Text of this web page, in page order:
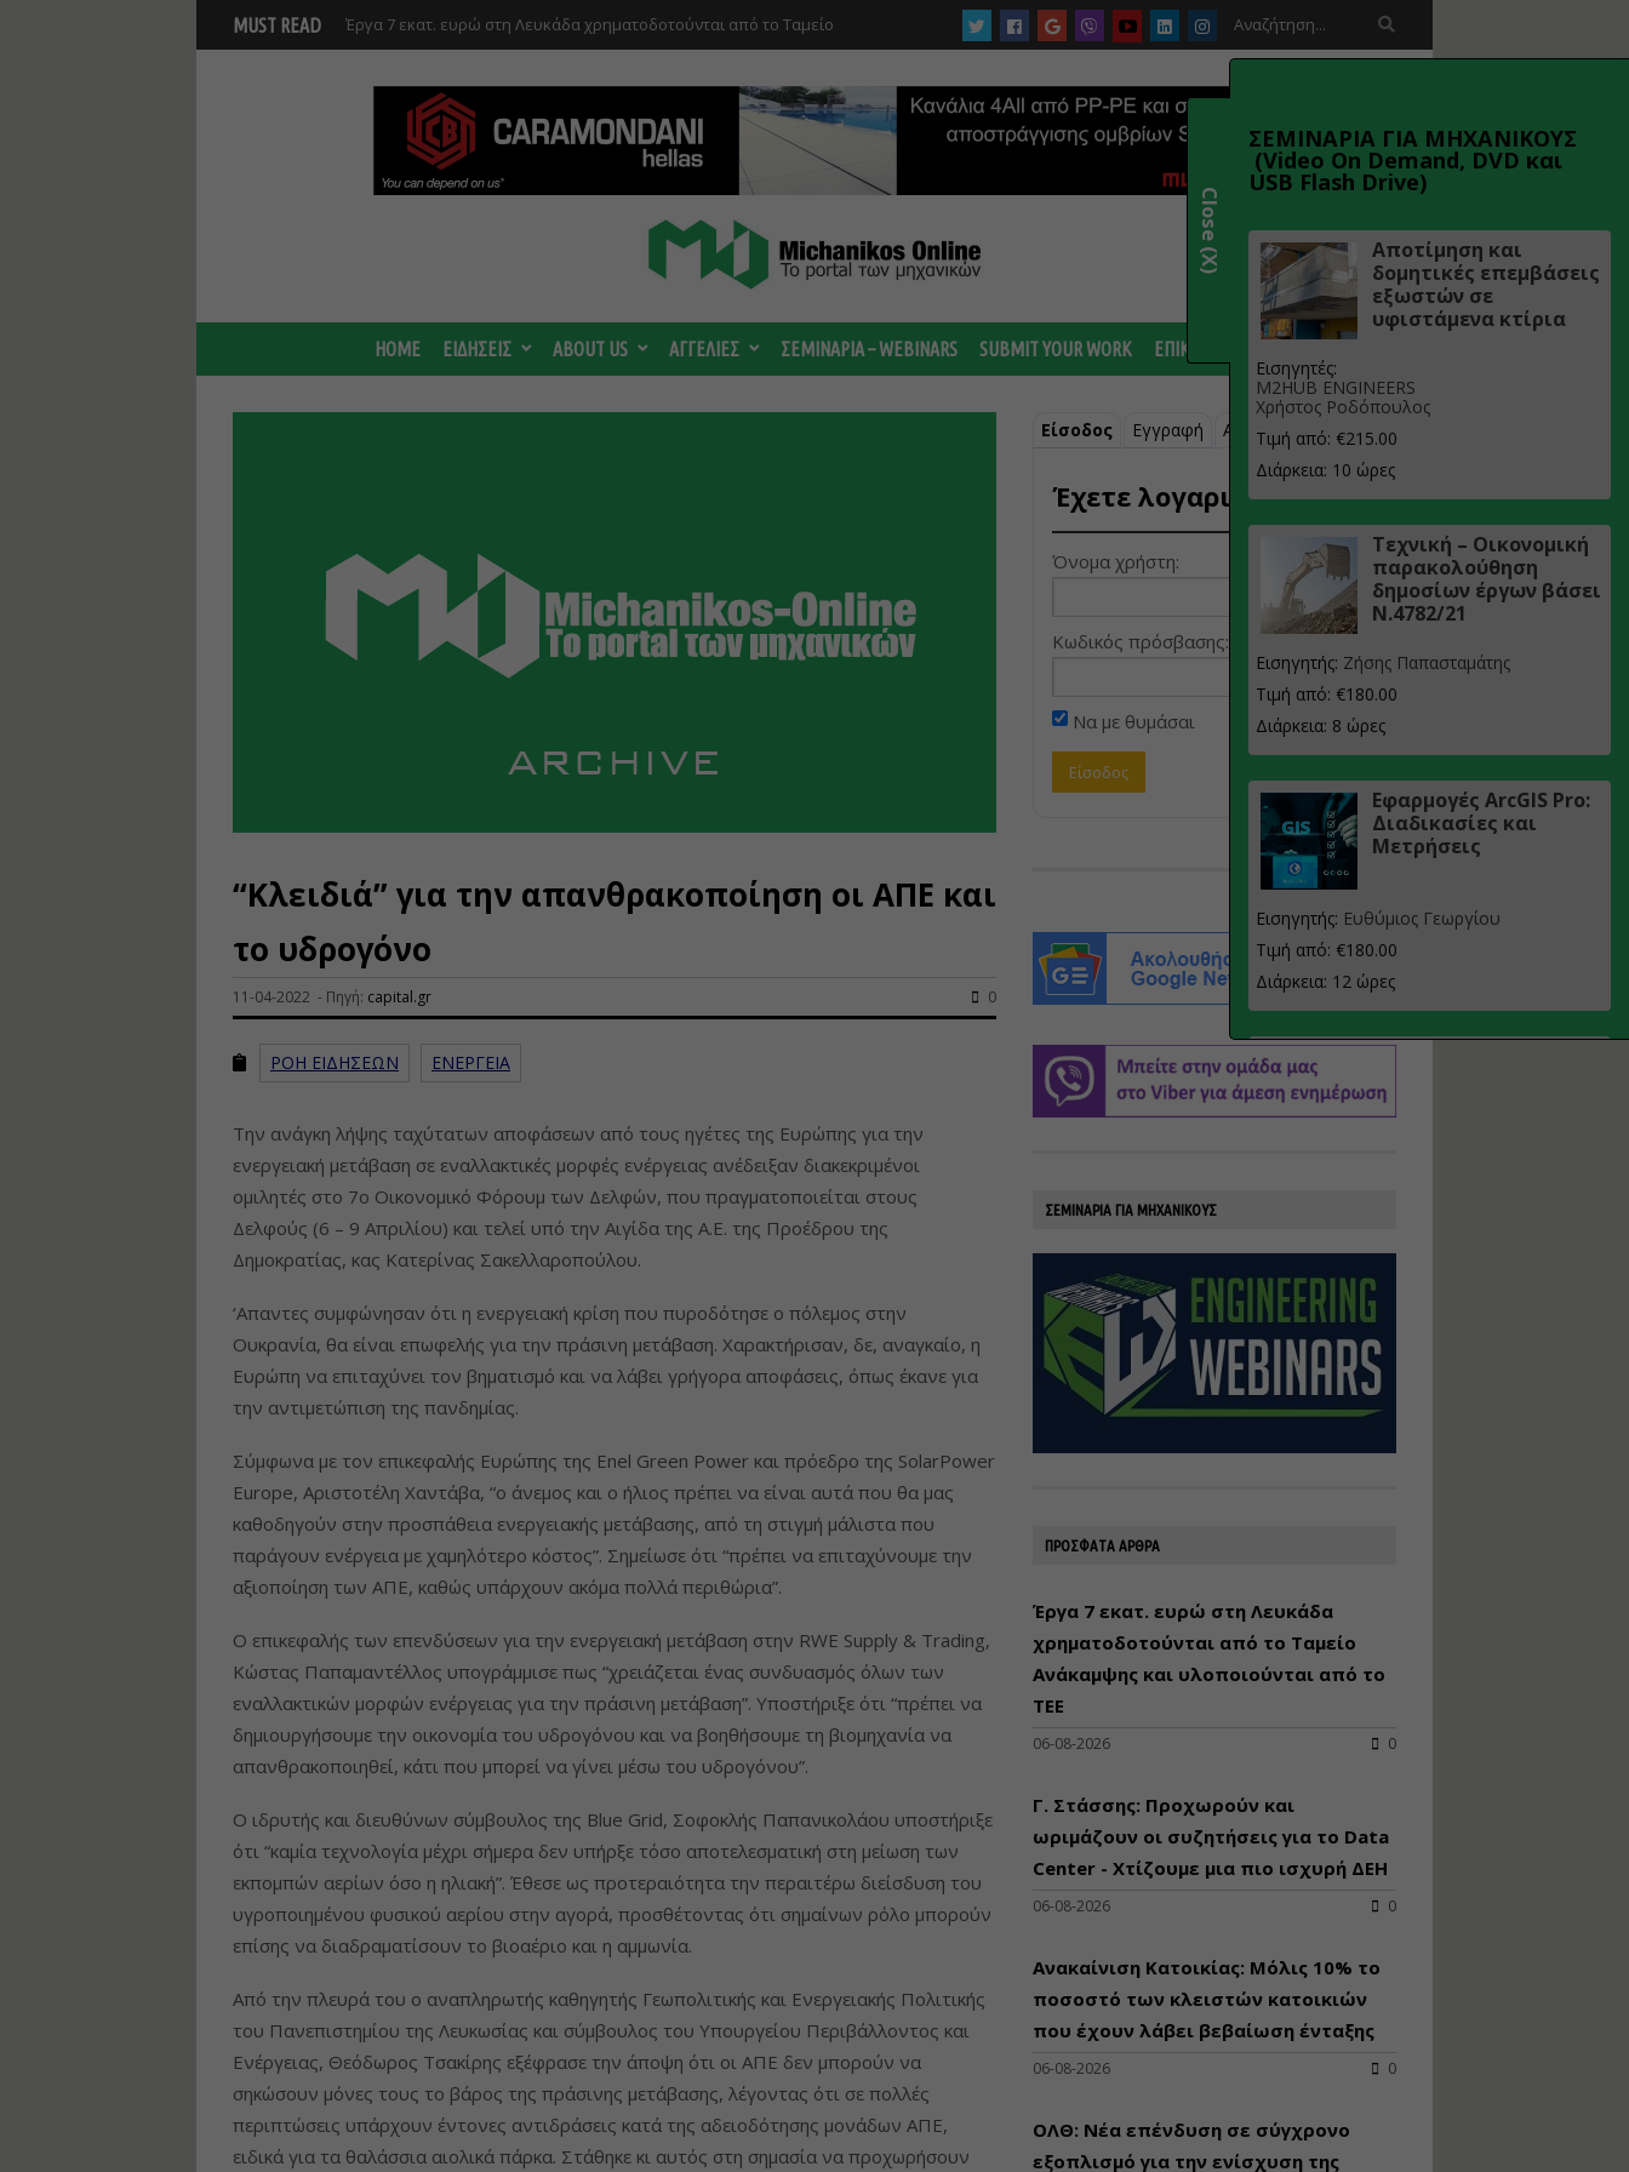
MUST READ Έργα 7 εκατ. ευρώ στη Λευκάδα χρηματοδοτούνται από το Ταμείο
Γ. Στάσσης: Προχωρούν και ωριμάζουν οι συζητήσεις για το Data
Center - Χτίζουμε μια πιο ισχυρή ΔΕΗ

HOME ΕΙΔΗΣΕΙΣ ABOUT US ΑΓΓΕΛΙΕΣ ΣΕΜΙΝΑΡΙΑ – WEBINARS SUBMIT YOUR WORK ΕΠΙΚΟΙΝΩΝΙΑ
“Κλειδιά” για την απανθρακοποίηση οι ΑΠΕ και
το υδρογόνο
11-04-2022 - Πηγή: capital.gr 0
ΡΟΗ ΕΙΔΗΣΕΩΝ ΕΝΕΡΓΕΙΑ
Την ανάγκη λήψης ταχύτατων αποφάσεων από τους ηγέτες της Ευρώπης για την
ενεργειακή μετάβαση σε εναλλακτικές μορφές ενέργειας ανέδειξαν διακεκριμένοι
ομιλητές στο 7o Οικονομικό Φόρουμ των Δελφών, που πραγματοποιείται στους
Δελφούς (6 – 9 Απριλίου) και τελεί υπό την Αιγίδα της Α.Ε. της Προέδρου της
Δημοκρατίας, κας Κατερίνας Σακελλαροπούλου.
‘Απαντες συμφώνησαν ότι η ενεργειακή κρίση που πυροδότησε ο πόλεμος στην
Ουκρανία, θα είναι επωφελής για την πράσινη μετάβαση. Χαρακτήρισαν, δε, αναγκαίο, η
Ευρώπη να επιταχύνει τον βηματισμό και να λάβει γρήγορα αποφάσεις, όπως έκανε για
την αντιμετώπιση της πανδημίας.
Σύμφωνα με τον επικεφαλής Ευρώπης της Enel Green Power και πρόεδρο της SolarPower
Europe, Αριστοτέλη Χαντάβα, “ο άνεμος και ο ήλιος πρέπει να είναι αυτά που θα μας
καθοδηγούν στην προσπάθεια ενεργειακής μετάβασης, από τη στιγμή μάλιστα που
παράγουν ενέργεια με χαμηλότερο κόστος”. Σημείωσε ότι “πρέπει να επιταχύνουμε την
αξιοποίηση των ΑΠΕ, καθώς υπάρχουν ακόμα πολλά περιθώρια”.
Ο επικεφαλής των επενδύσεων για την ενεργειακή μετάβαση στην RWE Supply & Trading,
Κώστας Παπαμαντέλλος υπογράμμισε πως “χρειάζεται ένας συνδυασμός όλων των
εναλλακτικών μορφών ενέργειας για την πράσινη μετάβαση”. Υποστήριξε ότι “πρέπει να
δημιουργήσουμε την οικονομία του υδρογόνου και να βοηθήσουμε τη βιομηχανία να
απανθρακοποιηθεί, κάτι που μπορεί να γίνει μέσω του υδρογόνου”.
Ο ιδρυτής και διευθύνων σύμβουλος της Blue Grid, Σοφοκλής Παπανικολάου υποστήριξε
ότι “καμία τεχνολογία μέχρι σήμερα δεν υπήρξε τόσο αποτελεσματική στη μείωση των
εκπομπών αερίων όσο η ηλιακή”. Έθεσε ως προτεραιότητα την περαιτέρω διείσδυση του
υγροποιημένου φυσικού αερίου στην αγορά, προσθέτοντας ότι σημαίνων ρόλο μπορούν
επίσης να διαδραματίσουν το βιοαέριο και η αμμωνία.
Από την πλευρά του ο αναπληρωτής καθηγητής Γεωπολιτικής και Ενεργειακής Πολιτικής
του Πανεπιστημίου της Λευκωσίας και σύμβουλος του Υπουργείου Περιβάλλοντος και
Ενέργειας, Θεόδωρος Τσακίρης εξέφρασε την άποψη ότι οι ΑΠΕ δεν μπορούν να
σηκώσουν μόνες τους το βάρος της πράσινης μετάβασης, λέγοντας ότι σε πολλές
περιπτώσεις υπάρχουν έντονες αντιδράσεις κατά της αδειοδότησης μονάδων ΑΠΕ,
ειδικά για τα θαλάσσια αιολικά πάρκα. Στάθηκε κι αυτός στη σημασία να προχωρήσουν
Είσοδος Εγγραφή Ανάκτηση κωδικού
Έχετε λογαριασμό;
Όνομα χρήστη:
Κωδικός πρόσβασης:
Να με θυμάσαι
ΣΕΜΙΝΑΡΙΑ ΓΙΑ ΜΗΧΑΝΙΚΟΥΣ
ΠΡΟΣΦΑΤΑ ΑΡΘΡΑ
Έργα 7 εκατ. ευρώ στη Λευκάδα
χρηματοδοτούνται από το Ταμείο
Ανάκαμψης και υλοποιούνται από το
ΤΕΕ
06-08-2026 0
Γ. Στάσσης: Προχωρούν και
ωριμάζουν οι συζητήσεις για το Data
Center - Χτίζουμε μια πιο ισχυρή ΔΕΗ
06-08-2026 0
Ανακαίνιση Κατοικίας: Μόλις 10% το
ποσοστό των κλειστών κατοικιών
που έχουν λάβει βεβαίωση ένταξης
06-08-2026 0
ΟΛΘ: Νέα επένδυση σε σύγχρονο
εξοπλισμό για την ενίσχυση της
ΣΕΜΙΝΑΡΙΑ ΓΙΑ ΜΗΧΑΝΙΚΟΥΣ
(Video On Demand, DVD και
USB Flash Drive)
Αποτίμηση και
δομητικές επεμβάσεις
εξωστών σε
υφιστάμενα κτίρια
Εισηγητές:
M2HUB ENGINEERS
Χρήστος Ροδόπουλος
Τιμή από: €215.00
Διάρκεια: 10 ώρες
Τεχνική – Οικονομική
παρακολούθηση
δημοσίων έργων βάσει
Ν.4782/21
Εισηγητής: Ζήσης Παπασταμάτης
Τιμή από: €180.00
Διάρκεια: 8 ώρες
Εφαρμογές ArcGIS Pro:
Διαδικασίες και
Μετρήσεις
Εισηγητής: Ευθύμιος Γεωργίου
Τιμή από: €180.00
Διάρκεια: 12 ώρες
υλοποίηση
φωτοβολταϊκών
Τιμή από: €230.00
Διάρκεια: 16 ώρες
Αρχιτεκτονικός
Σχεδιασμός με το
Rhinoceros
κoλυμβητικής
υδατοδεξαμενής
Χρήστος Ροδόπουλος
Διάρκεια: 14 ώρες
Διαδικασία
αδειοδότησης και
έκδοσης
κατάταξης
Εισηγητές:
Γραμματή Μπακλατσή
Νικόλαος Σαρούκος
Διάρκεια: 8 ώρες
Close (X)